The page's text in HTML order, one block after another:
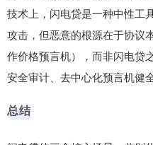
技术上，闪电贷是一种中性工
攻击，但恶意的根源在于协议
作价格预言机），而非闪电贷
安全审计、去中心化预言机健
总结